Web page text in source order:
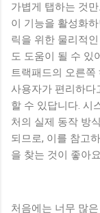
가볍게 탭하는 것
이 기능을 활성화
릭을 위한 물리적
도 도움이 될 수 있
트랙패드의 오른쪽
사용자가 편리하다
할 수 있답니다. 시
처의 실제 동작 방
되므로, 이를 참고
을 찾는 것이 좋아
처음에는 너무 많